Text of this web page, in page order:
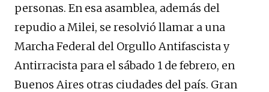
personas. En esa asamblea, además del
repudio a Milei, se resolvió llamar a una
Marcha Federal del Orgullo Antifascista y
Antirracista para el sábado 1 de febrero, en
Buenos Aires otras ciudades del país. Gran